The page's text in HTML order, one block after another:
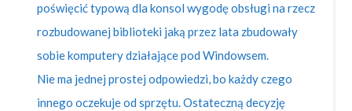
poświęcić typową dla konsol wygodę obsługi na rzecz
rozbudowanej biblioteki jaką przez lata zbudowały
sobie komputery działające pod Windowsem.
Nie ma jednej prostej odpowiedzi, bo każdy czego
innego oczekuje od sprzętu. Ostateczną decyzję